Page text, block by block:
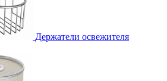
Держатели освежителя